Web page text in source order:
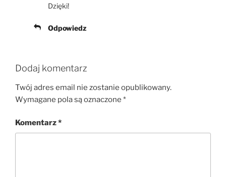
Dzięki!
Odpowiedz
Dodaj komentarz
Twój adres email nie zostanie opublikowany.
Wymagane pola są oznaczone *
Komentarz*